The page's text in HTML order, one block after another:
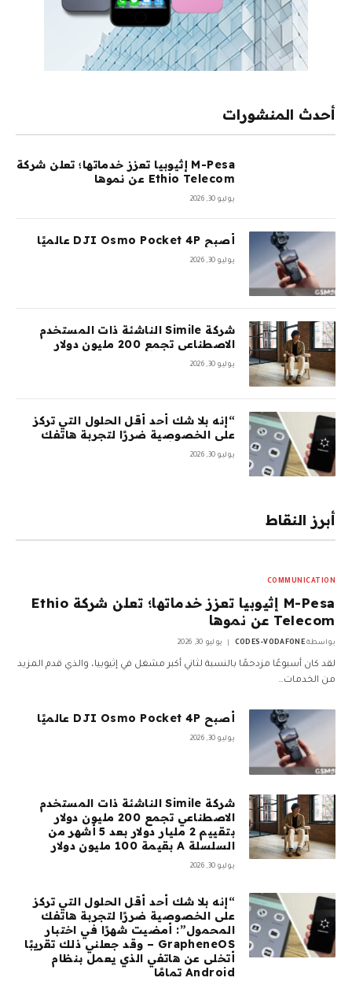
أحدث المنشورات
M-Pesa إثيوبيا تعزز خدماتها؛ تعلن شركة
Ethio Telecom عن نموها
يوليو 30, 2026
أصبح DJI Osmo Pocket 4P عالميًا
يوليو 30, 2026
شركة Simile الناشئة ذات المستخدم
الاصطناعي تجمع 200 مليون دولار
السلسلة A بقيمة 100 مليون دولار
يوليو 30, 2026
“إنه بلا شك أحد أقل الحلول التي تركز
على الخصوصية ضررًا لتجربة هاتفك
المحمول”: أمضيت شهرًا في اختبار
يوليو 30, 2026
أبرز النقاط
COMMUNICATION
M-Pesa إثيوبيا تعزز خدماتها؛ تعلن شركة Ethio
Telecom عن نموها
بواسطة CODES-VODAFONE يوليو 30, 2026
لقد كان أسبوعًا مزدحمًا بالنسبة لثاني أكبر مشغل في إثيوبيا، والذي قدم المزيد
من الخدمات…
أصبح DJI Osmo Pocket 4P عالميًا
يوليو 30, 2026
شركة Simile الناشئة ذات المستخدم
الاصطناعي تجمع 200 مليون دولار
بتقييم 2 مليار دولار بعد 5 أشهر من
السلسلة A بقيمة 100 مليون دولار
يوليو 30, 2026
“إنه بلا شك أحد أقل الحلول التي تركز
على الخصوصية ضررًا لتجربة هاتفك
المحمول”: أمضيت شهرًا في اختبار
GrapheneOS – وقد جعلني ذلك تقريبًا
أتخلى عن هاتفي الذي يعمل بنظام
Android تمامًا